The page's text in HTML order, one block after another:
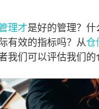
理才是好的管理？
有效的指标吗？从仓
我们可以评估我们的